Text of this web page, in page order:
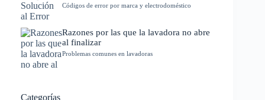
Códigos de error por marca y electrodoméstico
Razones por las que la lavadora no abre
al finalizar
Problemas comunes en lavadoras
Categorías